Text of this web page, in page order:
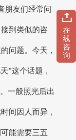
朋友们经常问
到类似的咨
问题。今天，
”这个话题，
一般照光后出
间因人而异，
能需要三五
在
线
咨
询